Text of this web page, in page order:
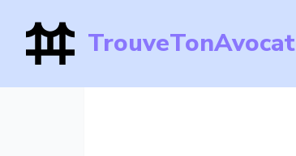
TrouveTonAvocat